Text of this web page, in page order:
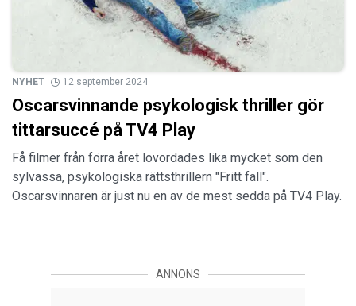
NYHET 12 september 2024
Oscarsvinnande psykologisk thriller gör
tittarsuccé på TV4 Play
Få filmer från förra året lovordades lika mycket som den
sylvassa, psykologiska rättsthrillern "Fritt fall".
Oscarsvinnaren är just nu en av de mest sedda på TV4 Play.
ANNONS